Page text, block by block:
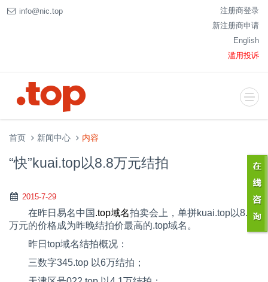
info@nic.top
注册商登录
新注册商申请
English
滥用投诉
首页 新闻中心 内容
“快”kuai.top以8.8万元结拍
2015-7-29
在昨日易名中国 .top域名拍卖会上，单拼kuai.top以8.8
万元的价格成为昨晚结拍价最高的.top域名。
昨日 top域名结拍概况：
三数字345.top 以6万结拍；